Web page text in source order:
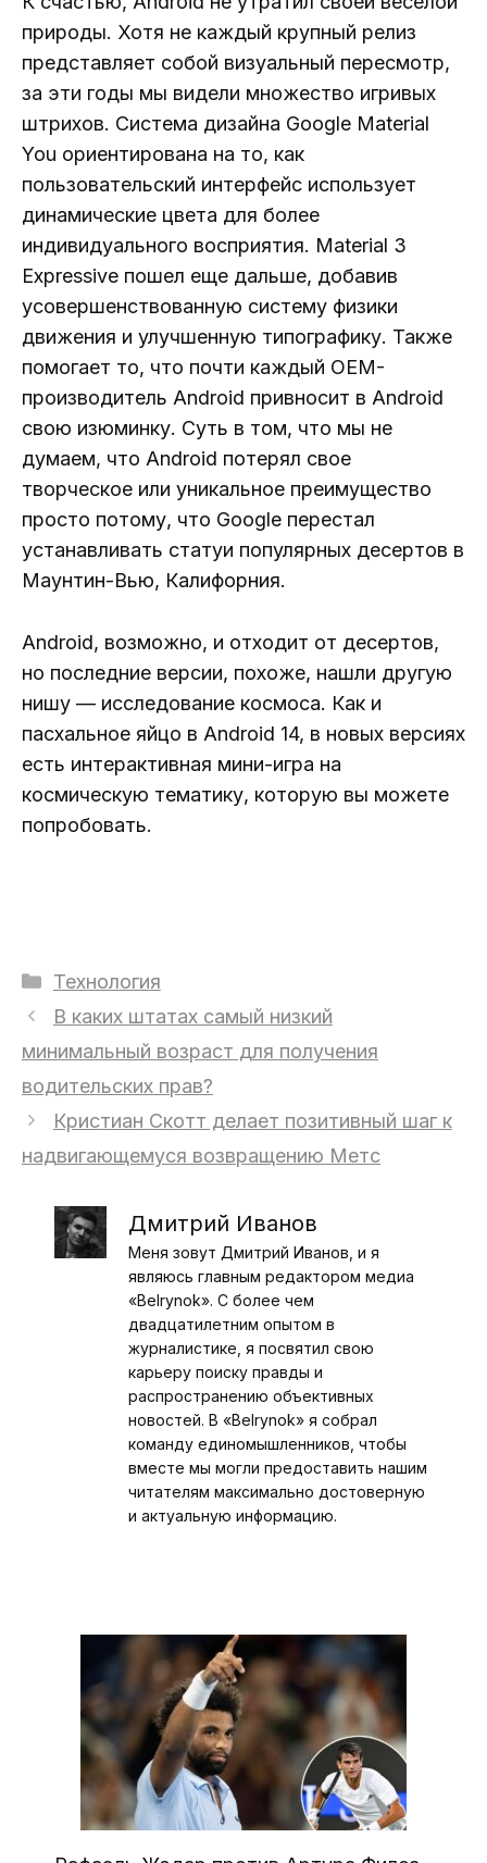
природы. Хотя не каждый крупный релиз
представляет собой визуальный пересмотр,
за эти годы мы видели множество игривых
штрихов. Система дизайна Google Material
You ориентирована на то, как
пользовательский интерфейс использует
динамические цвета для более
индивидуального восприятия. Material 3
Expressive пошел еще дальше, добавив
усовершенствованную систему физики
движения и улучшенную типографику. Также
помогает то, что почти каждый OEM-
производитель Android привносит в Android
свою изюминку. Суть в том, что мы не
думаем, что Android потерял свое
творческое или уникальное преимущество
просто потому, что Google перестал
устанавливать статуи популярных десертов в
Маунтин-Вью, Калифорния.
Android, возможно, и отходит от десертов,
но последние версии, похоже, нашли другую
нишу — исследование космоса. Как и
пасхальное яйцо в Android 14, в новых версиях
есть интерактивная мини-игра на
космическую тематику, которую вы можете
попробовать.
Рубрики
Технология
В каких штатах самый низкий
минимальный возраст для получения
водительских прав?
Кристиан Скотт делает позитивный шаг к
надвигающемуся возвращению Метс
Дмитрий Иванов
Меня зовут Дмитрий Иванов, и я
являюсь главным редактором медиа
«Belrynok». С более чем
двадцатилетним опытом в
журналистике, я посвятил свою
карьеру поиску правды и
распространению объективных
новостей. В «Belrynok» я собрал
команду единомышленников, чтобы
вместе мы могли предоставить нашим
читателям максимально достоверную
и актуальную информацию.